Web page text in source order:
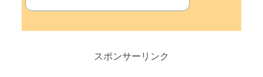
スポンサーリンク